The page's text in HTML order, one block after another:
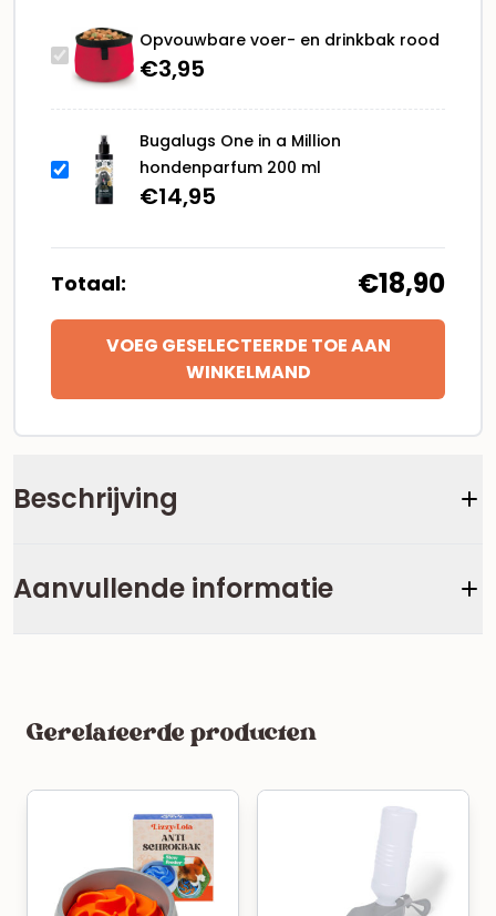
Beschrijving
Aanvullende informatie
Opvouwbare voer- en drinkbak rood
€3,95
Bugalugs One in a Million
hondenparfum 200 ml
€14,95
Totaal: €18,90
VOEG GESELECTEERDE TOE AAN
WINKELMAND
Gerelateerde producten